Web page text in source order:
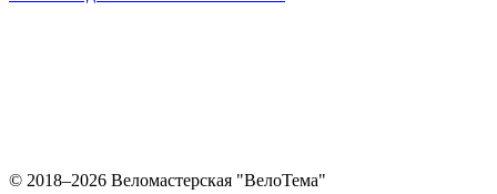
© 2018–2026 Веломастерская "ВелоТема"